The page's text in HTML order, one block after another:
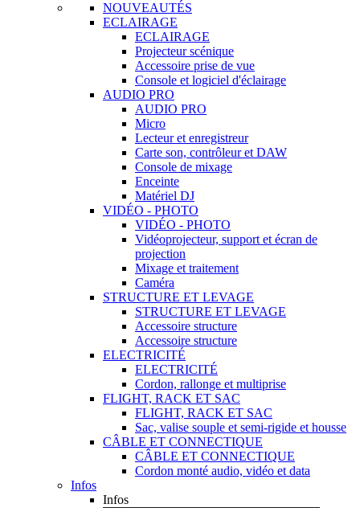
NOUVEAUTÉS
ECLAIRAGE
ECLAIRAGE
Projecteur scénique
Accessoire prise de vue
Console et logiciel d'éclairage
AUDIO PRO
AUDIO PRO
Micro
Lecteur et enregistreur
Carte son, contrôleur et DAW
Console de mixage
Enceinte
Matériel DJ
VIDÉO - PHOTO
VIDÉO - PHOTO
Vidéoprojecteur, support et écran de
projection
Mixage et traitement
Caméra
STRUCTURE ET LEVAGE
STRUCTURE ET LEVAGE
Accessoire structure
Accessoire structure
ELECTRICITÉ
ELECTRICITÉ
Cordon, rallonge et multiprise
FLIGHT, RACK ET SAC
FLIGHT, RACK ET SAC
Sac, valise souple et semi-rigide et housse
CÂBLE ET CONNECTIQUE
CÂBLE ET CONNECTIQUE
Cordon monté audio, vidéo et data
Infos
Infos